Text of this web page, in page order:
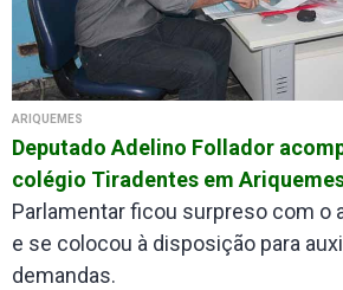
ARIQUEMES
Deputado Adelino Follador
colégio Tiradentes em
Parlamentar ficou surpreso com o
e se colocou à disposição para
demandas.